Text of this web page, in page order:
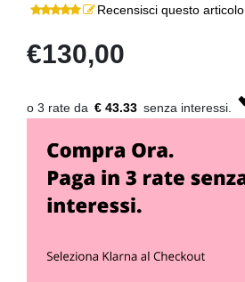
Recensisci questo articolo
€130,00
€ 43.33